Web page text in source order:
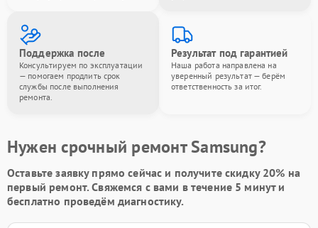
Поддержка после
Консультируем по эксплуатации
— помогаем продлить срок
службы после выполнения
ремонта.
Результат под гарантией
Наша работа направлена на
уверенный результат — берём
ответственность за итог.
Нужен срочный ремонт Samsung?
Оставьте заявкупрямо сейчас и получите скидку 20% на
первый ремонт. Свяжемся с вами в течение 5 минут и
бесплатно проведём диагностику.